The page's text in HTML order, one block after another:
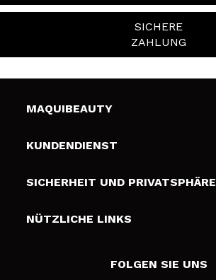
SICHERE
ZAHLUNG
MAQUIBEAUTY
Über uns
Geschenkkarten
KUNDENDIENST
Liefer- und Versandkosten
Zahlung
SICHERHEIT UND PRIVATSPHÄRE
Bedingungen und Datenschutz
NÜTZLICHE LINKS
FOLGEN SIE UNS